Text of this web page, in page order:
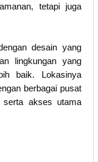
tetapi juga
desain yang
lingkungan yang
baik. Lokasinya
berbagai pusat
serta akses utama